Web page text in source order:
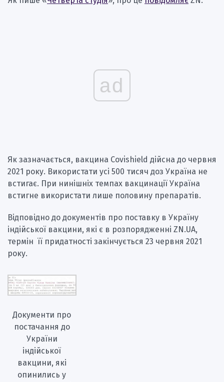
ad
Як зазначається, вакцина Covishield дійсна до червня
2021 року. Використати усі 500 тисяч доз Україна не
встигає. При нинішніх темпах вакцинації Україна
встигне використати лише половину препаратів.
Відповідно до документів про поставку в Україну
індійської вакцини, які є в розпорядженні ZN.UA,
термін її придатності закінчується 23 червня 2021
року.
Документи про
постачання до
України
індійської
вакцини, які
опинились у